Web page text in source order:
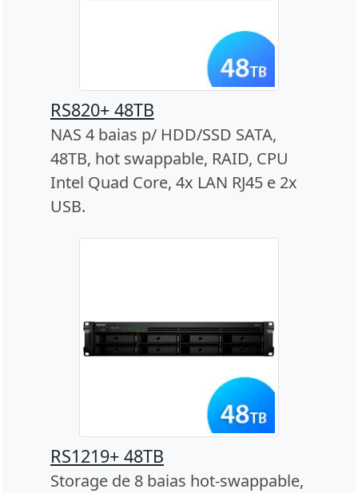
RS820+ 48TB
NAS 4 baias p/ HDD/SSD SATA,
48TB, hot swappable, RAID, CPU
Intel Quad Core, 4x LAN RJ45 e 2x
USB.
RS1219+ 48TB
Storage de 8 baias hot-swappable,